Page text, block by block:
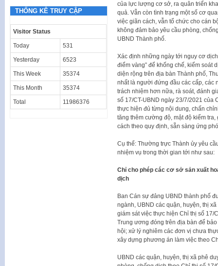
của lực lượng cơ sở, ra quân triển
quả. Vẫn còn tình trạng một số cơ
việc giãn cách, vẫn tổ chức cho cán
không đảm bảo yêu cầu phòng,
UBND Thành phố.
Xác định những ngày tới nguy cơ
điểm vàng” để khống chế, kiểm soát
diện rộng trên địa bàn Thành phố,
nhất là người đứng đầu các cấp, các
trách nhiệm hơn nữa, rà soát, đánh
số 17/CT-UBND ngày 23/7/2021 của
thực hiện đủ từng nội dung, chấn
tăng thêm cường độ, mật độ kiểm
cách theo quy định, sẵn sàng ứng
Cụ thể: Thường trực Thành ủy yêu
nhiệm vụ trong thời gian tới như sau:
Chỉ cho phép các cơ sở sản xuất
dịch
Ban Cán sự đảng UBND thành phố
ngành, UBND các quận, huyện, thị
giám sát việc thực hiện Chỉ thị số 17/
Trung ương đóng trên địa bàn để
hội; xử lý nghiêm các đơn vị chưa
xây dựng phương án làm việc theo
UBND các quận, huyện, thị xã phê
THỐNG KÊ TRUY CẬP
Visitor Status
Today 531
Yesterday 6523
This Week 35374
This Month 35374
Total 11986376